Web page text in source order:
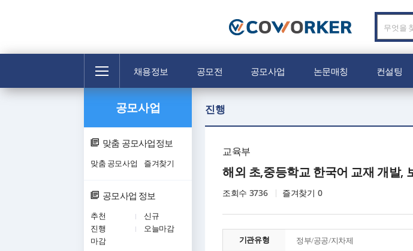
C
O
K
로
전
메
채용정보 공모전 공모사업 논문매칭 컨설팅
공모사업
맞춤 공모사업정보
맞춤 공모사업 즐겨찾기
공모사업 정보
추천
신규
진행
오늘마감
마감
진행
교육부
해외 초,중등학교 한국어 교재 개발,
조회수 3736 즐겨찾기 0
기관유형 정부/공공/지차제